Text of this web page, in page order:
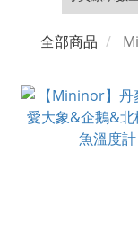
全部商品